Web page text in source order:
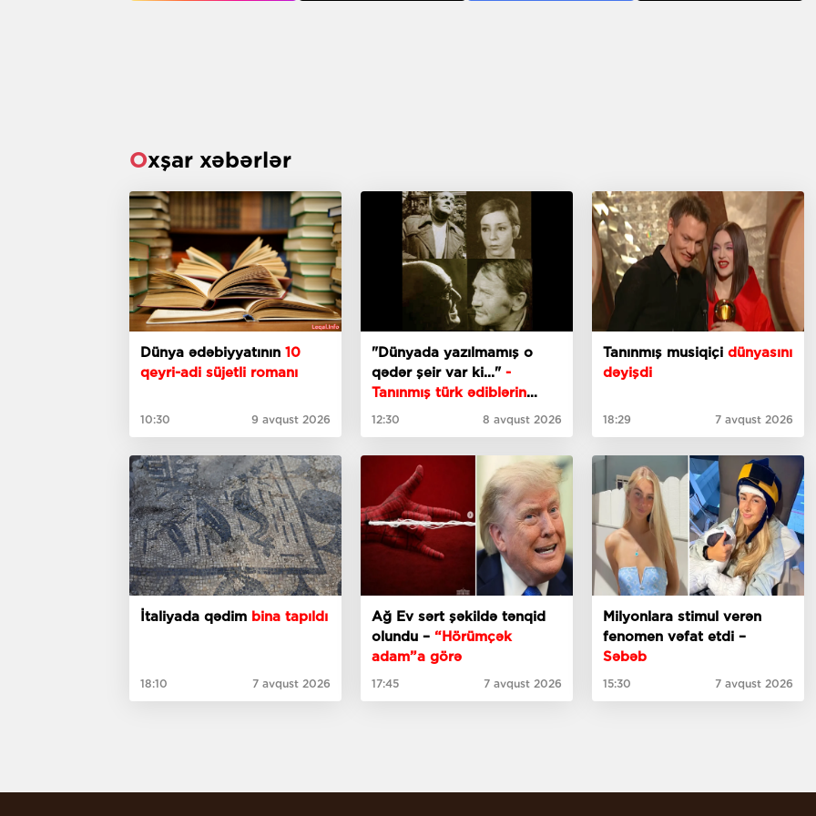
Oxşar xəbərlər
Dünya ədəbiyyatının 10
qeyri-adi süjetli romanı
10:30 9 avqust 2026
"Dünyada yazılmamış o
qədər şeir var ki..." -
Tanınmış türk ədiblərin
söhbəti
12:30 8 avqust 2026
Tanınmış musiqiçi dünyasını
dəyişdi
18:29 7 avqust 2026
İtaliyada qədim bina tapıldı
18:10 7 avqust 2026
Ağ Ev sərt şəkildə tənqid
olundu – “Hörümçək
adam”a görə
17:45 7 avqust 2026
Milyonlara stimul verən
fenomen vəfat etdi –
Səbəb
15:30 7 avqust 2026